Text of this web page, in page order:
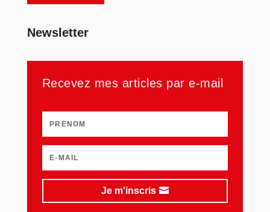
Newsletter
Recevez mes articles par e-mail
Je m'inscris